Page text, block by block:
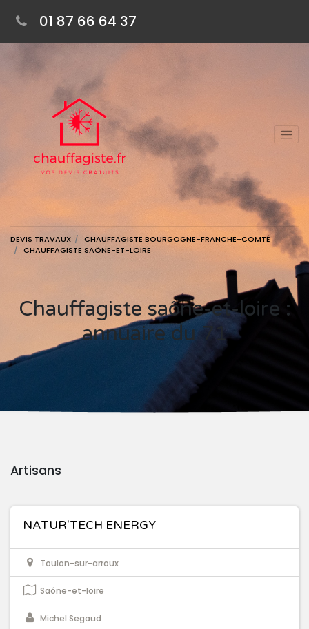
01 87 66 64 37
DEVIS TRAVAUX
CHAUFFAGISTE BOURGOGNE-FRANCHE-COMTÉ
CHAUFFAGISTE SAÔNE-ET-LOIRE
Chauffagiste saône-et-loire :
annuaire du 71
Artisans
NATUR'TECH ENERGY
Toulon-sur-arroux
Saône-et-loire
Michel Segaud